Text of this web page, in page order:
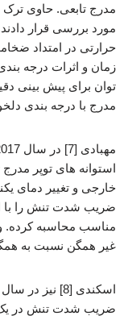
مدرج تابعی. حاوی
مورد بررسی قرار
حرارتی در امتداد
زمان و اثرات درجه
توان برای پیش بینی
مدرج با درجه بندی
استوانه های توپر
خارجی و تغییر دمای
ضریب شدت تنش را با
مناسب محاسبه کرده.
غیر همگن نسبت به
ضریب شدت تنش در